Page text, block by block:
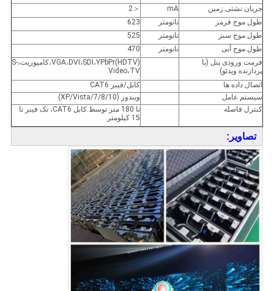
جریان نشتی زمین
mA
＜2
طول موج قرمز
نانومتر
623
طول موج سبز
نانومتر
525
طول موج آبی
نانومتر
470
فرمت ورودی پنل (با
پردازنده ویدئو)
VGA،DVI،SDI،YPbPr(HDTV)،کامپوزیت،S-
Video،TV
اتصال داده ها
کابل/فیبر CAT6
سیستم عامل
ویندوز (XP/Vista/7/8/10)
کنترل فاصله
تا 180 متر توسط کابل CAT6، تک فیبر تا
15 کیلومتر.
تصاویر: